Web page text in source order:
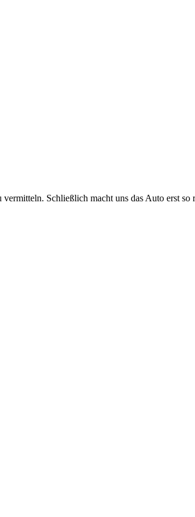
Schließlich macht uns das Auto erst so